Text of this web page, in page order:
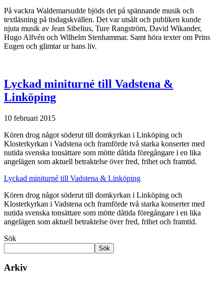
På vackra Waldemarsudde bjöds det på spännande musik och
textläsning på tisdagskvällen. Det var utsålt och publiken kunde
njuta musik av Jean Sibelius, Ture Rangström, David Wikander,
Hugo Alfvén och Wilhelm Stenhammar. Samt höra texter om Prins
Eugen och glimtar ur hans liv.
Lyckad miniturné till Vadstena &
Linköping
10 februari 2015
Kören drog något söderut till domkyrkan i Linköping och
Klosterkyrkan i Vadstena och framförde två starka konserter med
nutida svenska tonsättare som mötte dåtida föregångare i en lika
angelägen som aktuell betraktelse över fred, frihet och framtid.
Lyckad miniturné till Vadstena & Linköping
Kören drog något söderut till domkyrkan i Linköping och
Klosterkyrkan i Vadstena och framförde två starka konserter med
nutida svenska tonsättare som mötte dåtida föregångare i en lika
angelägen som aktuell betraktelse över fred, frihet och framtid.
Sök
Sök
Arkiv